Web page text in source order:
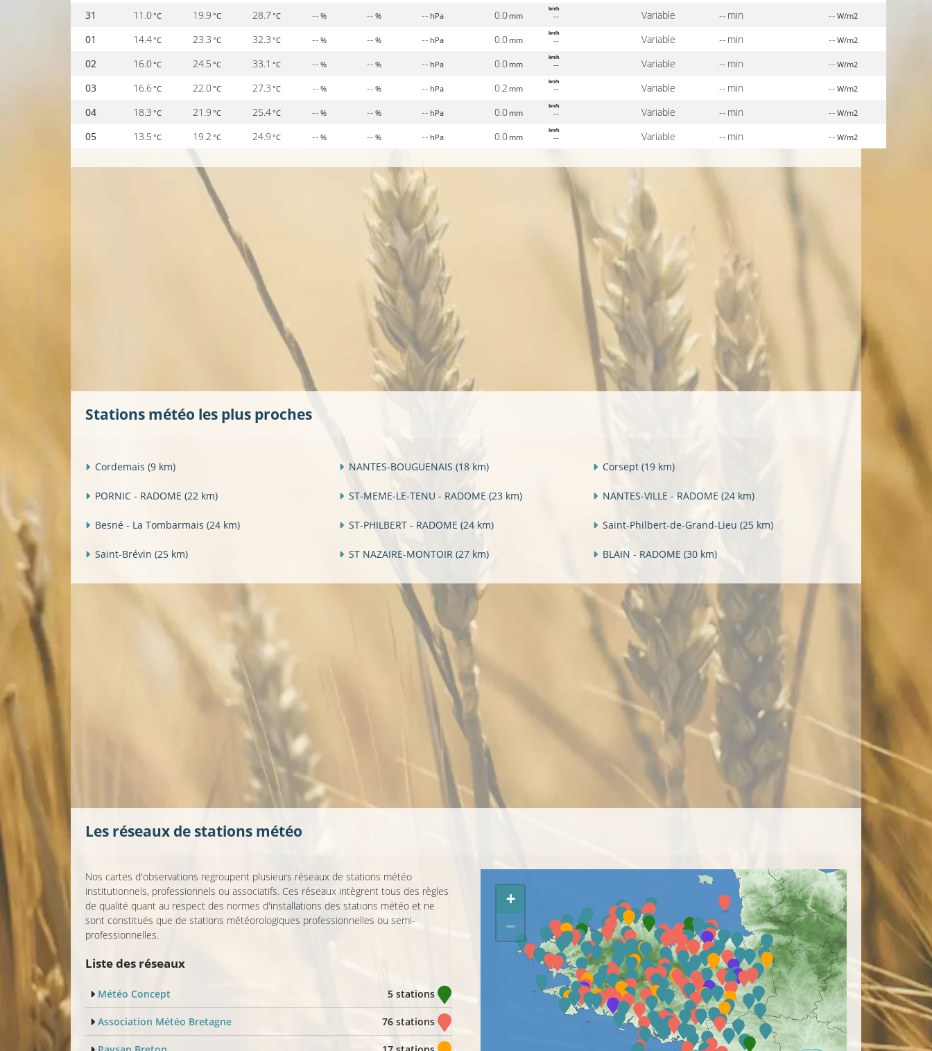
31 11.0°C 19.9 °C 28.7°C -- % -- % -- hPa 0.0 mm --
km/h Variable -- min -- W/m2
01 14.4°C 23.3 °C 32.3 °C -- % -- % -- hPa 0.0 mm --
km/h Variable -- min -- W/m2
02 16.0°C 24.5 °C 33.1 °C -- % -- % -- hPa 0.0 mm --
km/h Variable -- min -- W/m2
03 16.6°C 22.0°C 27.3 °C -- % -- % -- hPa 0.2 mm --
km/h Variable -- min -- W/m2
04 18.3 °C 21.9 °C 25.4°C -- % -- % -- hPa 0.0 mm --
km/h Variable -- min -- W/m2
05 13.5 °C 19.2 °C 24.9 °C -- % -- % -- hPa 0.0 mm --
km/h Variable -- min -- W/m2
Stations météo les plus proches
Cordemais (9 km) NANTES-BOUGUENAIS (18 km) Corsept (19 km)
PORNIC - RADOME (22 km) ST-MEME-LE-TENU - RADOME (23 km) NANTES-VILLE - RADOME (24 km)
Besné - La Tombarmais (24 km) ST-PHILBERT - RADOME (24 km) Saint-Philbert-de-Grand-Lieu (25 km)
Saint-Brévin (25 km) ST NAZAIRE-MONTOIR (27 km) BLAIN - RADOME (30 km)
Les réseaux de stations météo
Nos cartes d'observations regroupent plusieurs réseaux de stations météo
institutionnels, professionnels ou associatifs. Ces réseaux intègrent tous des règles
de qualité quant au respect des normes d'installations des stations météo et ne
sont constitués que de stations météorologiques professionnelles ou semi-
professionnelles.
Liste des réseaux
Météo Concept 5 stations
Association Météo Bretagne 76 stations
+
−